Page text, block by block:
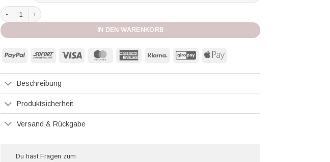
Zimmerl Hipster Maude Prive ecru Menge
IN DEN WARENKORB
PayPal Sofort Visa MasterCard American
Klarna GiroPay Apple
Beschreibung
Produktsicherheit
Versand & Rückgabe
Du hast Fragen zum